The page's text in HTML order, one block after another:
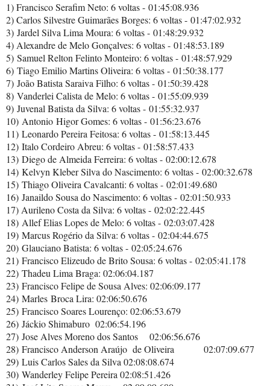
1) Francisco Serafim Neto: 6 voltas - 01:45:08.936
2) Carlos Silvestre Guimarães Borges: 6 voltas - 01:47:02.932
3) Jardel Silva Lima Moura: 6 voltas - 01:48:29.932
4) Alexandre de Melo Gonçalves: 6 voltas - 01:48:53.189
5) Samuel Relton Felinto Monteiro: 6 voltas - 01:48:57.929
6) Tiago Emilio Martins Oliveira: 6 voltas - 01:50:38.177
7) João Batista Saraiva Filho: 6 voltas - 01:50:39.428
8) Vanderlei Calista de Melo: 6 voltas - 01:55:09.939
9) Juvenal Batista da Silva: 6 voltas - 01:55:32.937
10) Antonio Higor Gomes: 6 voltas - 01:56:23.676
11) Leonardo Pereira Feitosa: 6 voltas - 01:58:13.445
12) Italo Cordeiro Abreu: 6 voltas - 01:58:57.433
13) Diego de Almeida Ferreira: 6 voltas - 02:00:12.678
14) Kelvyn Kleber Silva do Nascimento: 6 voltas - 02:00:32.678
15) Thiago Oliveira Cavalcanti: 6 voltas - 02:01:49.680
16) Janaildo Sousa do Nascimento: 6 voltas - 02:01:50.933
17) Aurileno Costa da Silva: 6 voltas - 02:02:22.445
18) Allef Elias Lopes de Melo: 6 voltas - 02:03:07.428
19) Marcus Rogério da Silva: 6 voltas - 02:04:44.675
20) Glauciano Batista: 6 voltas - 02:05:24.676
21) Francisco Elizeudo de Brito Sousa: 6 voltas - 02:05:41.178
22) Thadeu Lima Braga: 02:06:04.187
23) Francisco Felipe de Sousa Alves: 02:06:09.177
24) Marles Broca Lira: 02:06:50.676
25) Francisco Soares Lourenço: 02:06:53.679
26) Jáckio Shimaburo 02:06:54.196
27) Jose Alves Moreno dos Santos
02:06:56.676
28) Francisco Anderson Araújo de Oliveira
02:07:09.677
29) Luis Carlos Sales da Silva 02:08:08.674
30) Wanderley Felipe Pereira 02:08:51.426